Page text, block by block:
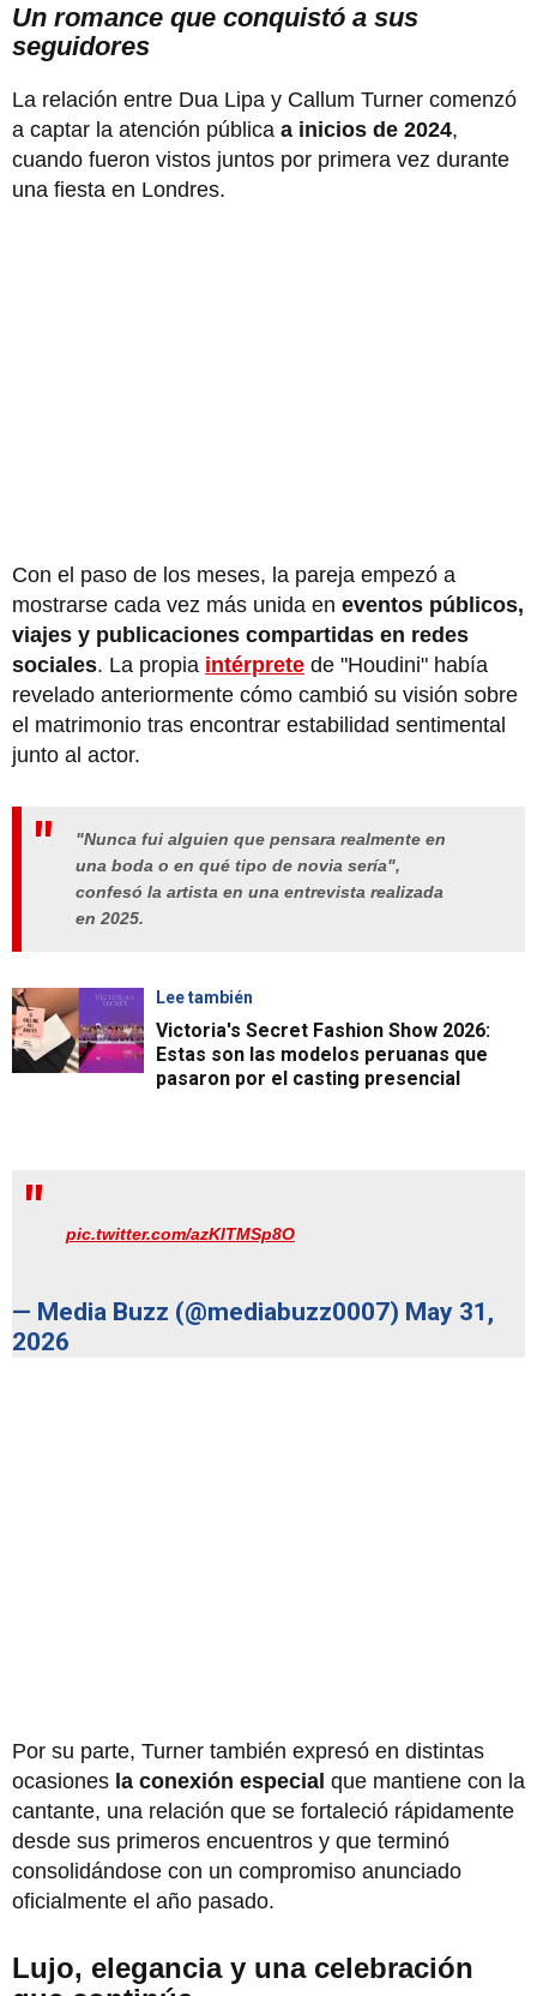
Un romance que conquistó a sus
seguidores
La relación entre Dua Lipa y Callum Turner comenzó
a captar la atención pública a inicios de 2024,
cuando fueron vistos juntos por primera vez durante
una fiesta en Londres.
Con el paso de los meses, la pareja empezó a
mostrarse cada vez más unida en eventos públicos,
viajes y publicaciones compartidas en redes
sociales. La propia intérprete de "Houdini" había
revelado anteriormente cómo cambió su visión sobre
el matrimonio tras encontrar estabilidad sentimental
junto al actor.
"Nunca fui alguien que pensara realmente en
una boda o en qué tipo de novia sería",
confesó la artista en una entrevista realizada
en 2025.
Lee también
Victoria's Secret Fashion Show 2026:
Estas son las modelos peruanas que
pasaron por el casting presencial
pic.twitter.com/azKlTMSp8O
— Media Buzz (@mediabuzz0007) May 31,
2026
Por su parte, Turner también expresó en distintas
ocasiones la conexión especial que mantiene con la
cantante, una relación que se fortaleció rápidamente
desde sus primeros encuentros y que terminó
consolidándose con un compromiso anunciado
oficialmente el año pasado.
Lujo, elegancia y una celebración